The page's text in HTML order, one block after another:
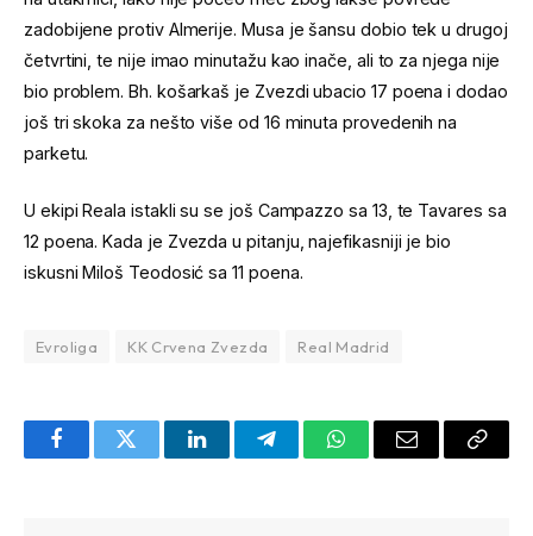
zadobijene protiv Almerije. Musa je šansu dobio tek u drugoj
četvrtini, te nije imao minutažu kao inače, ali to za njega nije
bio problem. Bh. košarkaš je Zvezdi ubacio 17 poena i dodao
još tri skoka za nešto više od 16 minuta provedenih na
parketu.
U ekipi Reala istakli su se još Campazzo sa 13, te Tavares sa
12 poena. Kada je Zvezda u pitanju, najefikasniji je bio
iskusni Miloš Teodosić sa 11 poena.
Evroliga KK Crvena Zvezda Real Madrid
FacebookTwitter LinkedInTelegramWhatsAppEmail
Copy